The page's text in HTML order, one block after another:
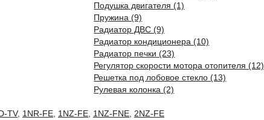
Подушка двигателя (1)
Пружина (9)
Радиатор ДВС (9)
Радиатор кондиционера (10)
Радиатор печки (23)
Регулятор скорости мотора отопителя (12)
Решетка под лобовое стекло (13)
Рулевая колонка (2)
TV, 1NR-FE 1NZ-FE 1NZ-FNE 2NZ-FE